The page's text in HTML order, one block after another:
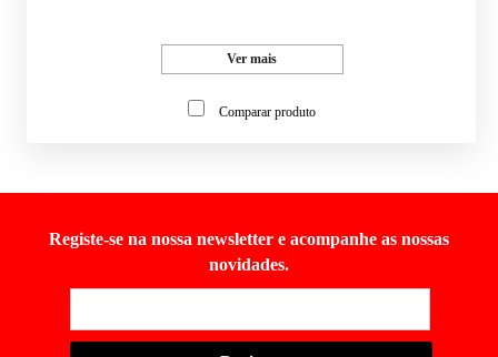
Ver mais
Comparar produto
Registe-se na nossa newsletter e acompanhe as nossas
novidades.